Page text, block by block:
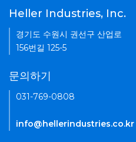
Heller Industries, Inc.
경기도 수원시 권선구 산업로
156번길 125-5
문의하기
031-769-0808
info@hellerindustries.co.kr